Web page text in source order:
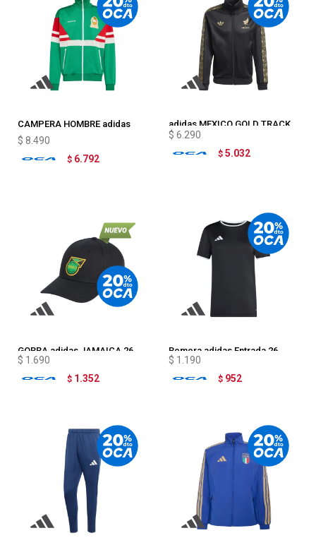
CAMPERA HOMBRE adidas
MEXICO 1986
$ 8.490
$ 6.792
adidas MEXICO GOLD TRACK
$ 6.290
$ 5.032
GORRA adidas JAMAICA 26
$ 1.690
$ 1.352
Remera adidas Entrada 26
$ 1.190
$ 952